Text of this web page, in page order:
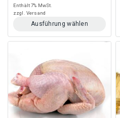
of
Enthält 7% MwSt.
zzgl. Versand
Ausführung wählen
Dieses
mehrere
Varianten
auf.
Die
Optionen
können